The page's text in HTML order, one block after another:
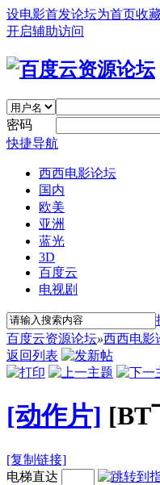
设电影首发论坛为首页收
开启辅助访问
密码
快捷导航
西西电影论坛
国内
欧美
亚洲
蓝光
3D
百度云
电视剧
百度云资源论坛»西西电影
返回列表
[动作片] [BT
[复制链接]
电梯直达